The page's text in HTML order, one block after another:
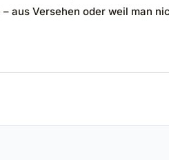
aus Versehen oder weil man